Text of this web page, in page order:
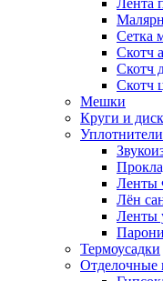
Сетка
Скотч
Скотч
Скотч
Мешки
Круги и
Уплотнители
Лён
Ленты
Термоусадки
Отделочные